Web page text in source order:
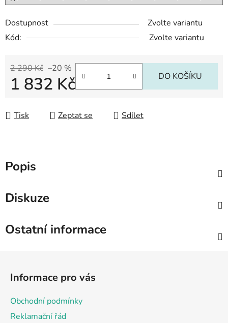
Dostupnost
Zvolte variantu
Kód:
Zvolte variantu
2 290 Kč –20 %
1 832 Kč DO KOŠÍKU
Tisk Zeptat se Sdílet
Popis
Diskuze
Ostatní informace
Informace pro vás
Obchodní podmínky
Reklamační řád